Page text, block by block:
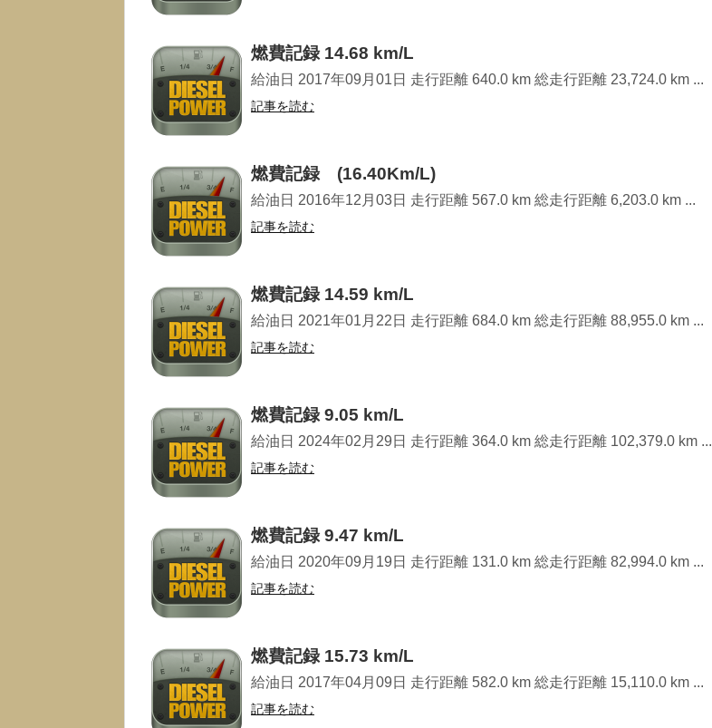
燃費記録 14.68 km/L
給油日 2017年09月01日 走行距離 640.0 km 総走行距離 23,724.0 km ...
記事を読む
燃費記録 (16.40Km/L)
給油日 2016年12月03日 走行距離 567.0 km 総走行距離 6,203.0 km ...
記事を読む
燃費記録 14.59 km/L
給油日 2021年01月22日 走行距離 684.0 km 総走行距離 88,955.0 km ...
記事を読む
燃費記録 9.05 km/L
給油日 2024年02月29日 走行距離 364.0 km 総走行距離 102,379.0 km ...
記事を読む
燃費記録 9.47 km/L
給油日 2020年09月19日 走行距離 131.0 km 総走行距離 82,994.0 km ...
記事を読む
燃費記録 15.73 km/L
給油日 2017年04月09日 走行距離 582.0 km 総走行距離 15,110.0 km ...
記事を読む